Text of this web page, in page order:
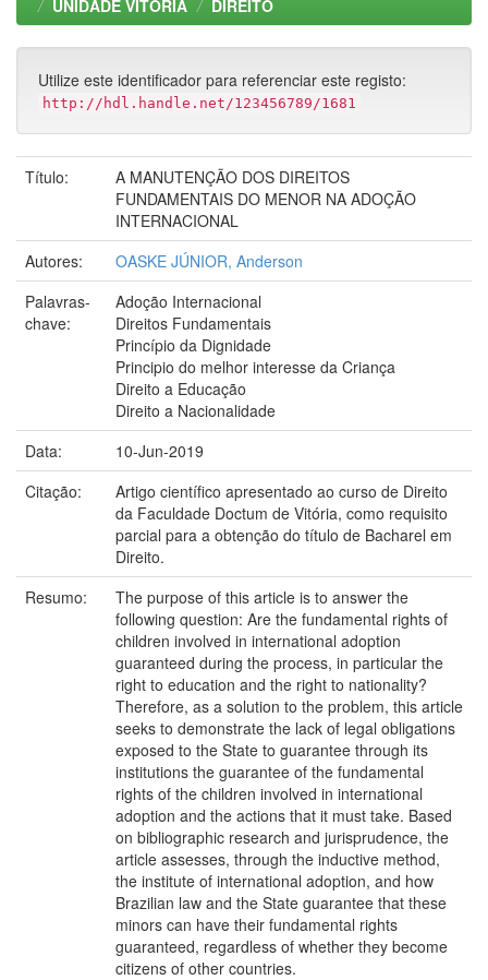
UNIDADE VITORIA
DIREITO
Utilize este identificador para referenciar este registo:
http://hdl.handle.net/123456789/1681
Título:
A MANUTENÇÃO DOS DIREITOS
FUNDAMENTAIS DO MENOR NA ADOÇÃO
INTERNACIONAL
Autores:
OASKE JÚNIOR, Anderson
Palavras-
chave:
Adoção Internacional
Direitos Fundamentais
Princípio da Dignidade
Principio do melhor interesse da Criança
Direito a Educação
Direito a Nacionalidade
Data:
10-Jun-2019
Citação:
Artigo científico apresentado ao curso de Direito
da Faculdade Doctum de Vitória, como requisito
parcial para a obtenção do título de Bacharel em
Direito.
Resumo:
The purpose of this article is to answer the
following question: Are the fundamental rights of
children involved in international adoption
guaranteed during the process, in particular the
right to education and the right to nationality?
Therefore, as a solution to the problem, this article
seeks to demonstrate the lack of legal obligations
exposed to the State to guarantee through its
institutions the guarantee of the fundamental
rights of the children involved in international
adoption and the actions that it must take. Based
on bibliographic research and jurisprudence, the
article assesses, through the inductive method,
the institute of international adoption, and how
Brazilian law and the State guarantee that these
minors can have their fundamental rights
guaranteed, regardless of whether they become
citizens of other countries.